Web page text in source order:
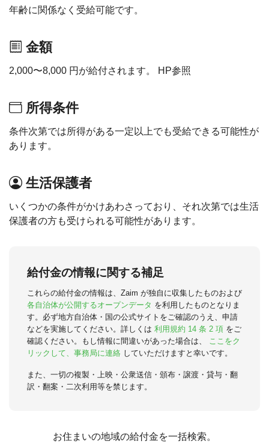
年齢に関係なく受給可能です。
金額
2,000〜8,000 円が給付されます。 HP参照
所得条件
条件次第では所得がある一定以上でも受給できる可能性が
あります。
生活保護者
いくつかの条件がかけあわさっており、それ次第では生活
保護者の方も受けられる可能性があります。
給付金の情報に関する補足
これらの給付金の情報は、Zaim が独自に収集したものおよび
各自治体が公開するオープンデータ を利用したものとなりま
す。必ず地方自治体・国の公式サイトをご確認のうえ、申請
などを実施してください。詳しくは 利用規約 14 条 2 項 をご
確認ください。もし情報に間違いがあった場合は、
ここをク
リックして、事務局に連絡 していただけますと幸いです。
また、一切の複製・上映・公衆送信・頒布・譲渡・貸与・翻
訳・翻案・二次利用等を禁じます。
お住まいの地域の給付金を一括検索。